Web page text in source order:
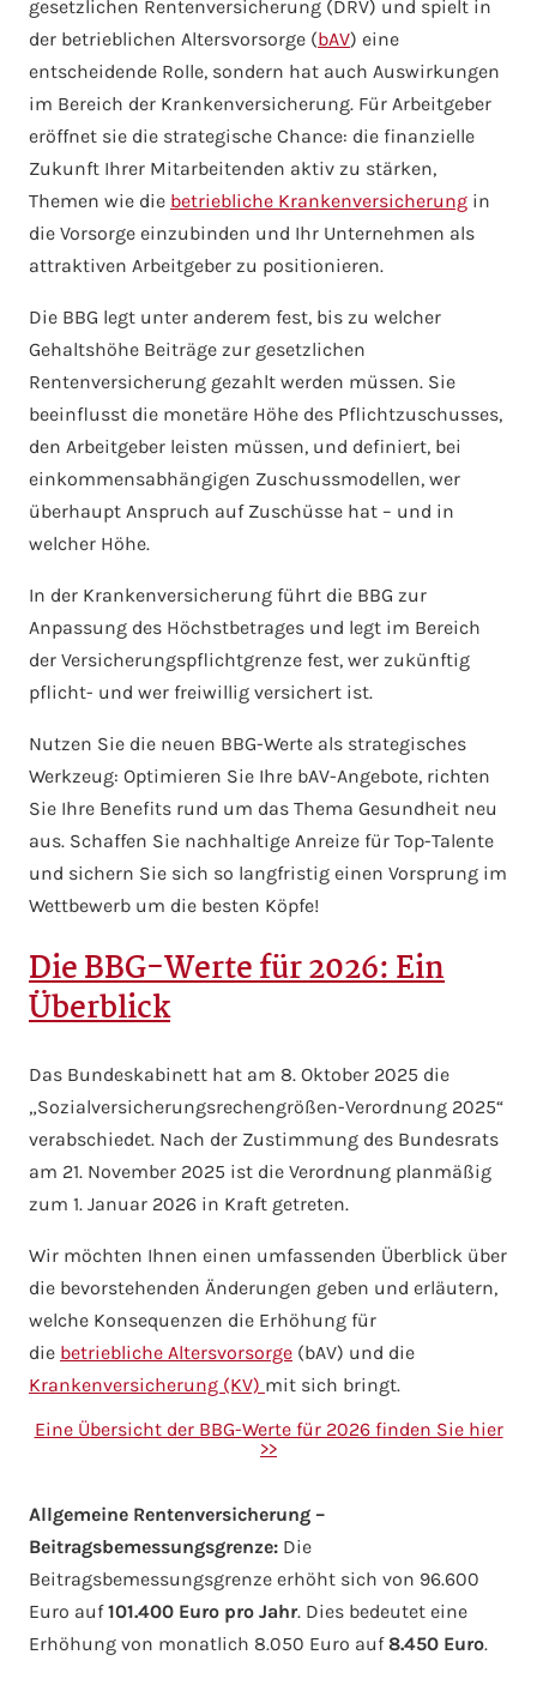
gesetzlichen Rentenversicherung (DRV) und spielt in
der betrieblichen Altersvorsorge (bAV) eine
entscheidende Rolle, sondern hat auch Auswirkungen
im Bereich der Krankenversicherung. Für Arbeitgeber
eröffnet sie die strategische Chance: die finanzielle
Zukunft Ihrer Mitarbeitenden aktiv zu stärken,
Themen wie die betriebliche Krankenversicherung in
die Vorsorge einzubinden und Ihr Unternehmen als
attraktiven Arbeitgeber zu positionieren.
Die BBG legt unter anderem fest, bis zu welcher
Gehaltshöhe Beiträge zur gesetzlichen
Rentenversicherung gezahlt werden müssen. Sie
beeinflusst die monetäre Höhe des Pflichtzuschusses,
den Arbeitgeber leisten müssen, und definiert, bei
einkommensabhängigen Zuschussmodellen, wer
überhaupt Anspruch auf Zuschüsse hat – und in
welcher Höhe.
In der Krankenversicherung führt die BBG zur
Anpassung des Höchstbetrages und legt im Bereich
der Versicherungspflichtgrenze fest, wer zukünftig
pflicht- und wer freiwillig versichert ist.
Nutzen Sie die neuen BBG-Werte als strategisches
Werkzeug: Optimieren Sie Ihre bAV-Angebote, richten
Sie Ihre Benefits rund um das Thema Gesundheit neu
aus. Schaffen Sie nachhaltige Anreize für Top-Talente
und sichern Sie sich so langfristig einen Vorsprung im
Wettbewerb um die besten Köpfe!
Die BBG-Werte für 2026: Ein
Überblick
Das Bundeskabinett hat am 8. Oktober 2025 die
„Sozialversicherungsrechengrößen-Verordnung 2025“
verabschiedet. Nach der Zustimmung des Bundesrats
am 21. November 2025 ist die Verordnung planmäßig
zum 1. Januar 2026 in Kraft getreten.
Wir möchten Ihnen einen umfassenden Überblick über
die bevorstehenden Änderungen geben und erläutern,
welche Konsequenzen die Erhöhung für
die betriebliche Altersvorsorge (bAV) und die
Krankenversicherung (KV) mit sich bringt.
Eine Übersicht der BBG-Werte für 2026 finden Sie hier
>>
Allgemeine Rentenversicherung –
Beitragsbemessungsgrenze: Die
Beitragsbemessungsgrenze erhöht sich von 96.600
Euro auf101.400 Euro pro Jahr. Dies bedeutet eine
Erhöhung von monatlich 8.050 Euro auf8.450 Euro.